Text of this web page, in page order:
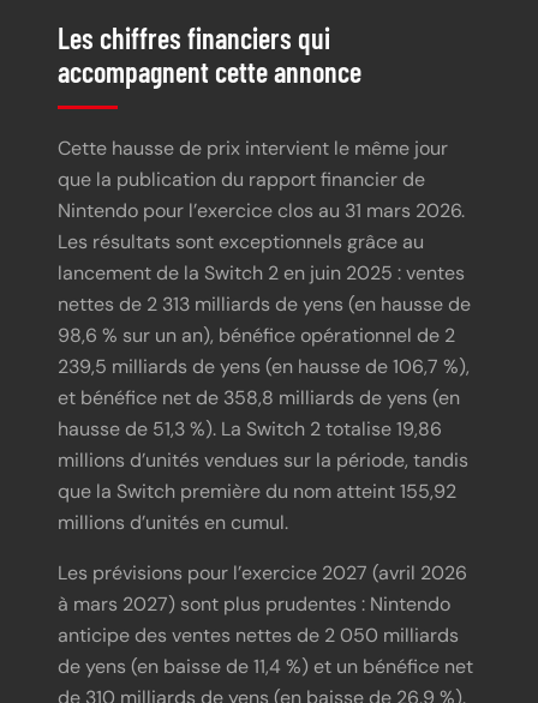
Les chiffres financiers qui
accompagnent cette annonce
Cette hausse de prix intervient le même jour
que la publication du rapport financier de
Nintendo pour l’exercice clos au 31 mars 2026.
Les résultats sont exceptionnels grâce au
lancement de la Switch 2 en juin 2025 : ventes
nettes de 2 313 milliards de yens (en hausse de
98,6 % sur un an), bénéfice opérationnel de 2
239,5 milliards de yens (en hausse de 106,7 %),
et bénéfice net de 358,8 milliards de yens (en
hausse de 51,3 %). La Switch 2 totalise 19,86
millions d’unités vendues sur la période, tandis
que la Switch première du nom atteint 155,92
millions d’unités en cumul.
Les prévisions pour l’exercice 2027 (avril 2026
à mars 2027) sont plus prudentes : Nintendo
anticipe des ventes nettes de 2 050 milliards
de yens (en baisse de 11,4 %) et un bénéfice net
de 310 milliards de yens (en baisse de 26,9 %).